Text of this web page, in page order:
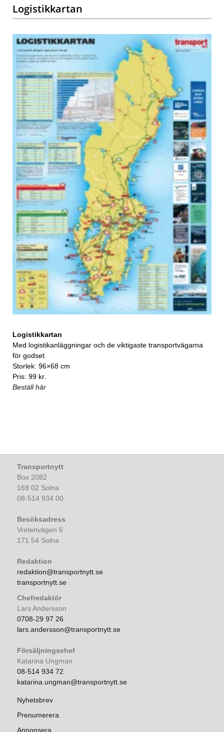
Logistikkartan
Logistikkartan
Med logistikanläggningar och de viktigaste transportvägarna
för godset.
Storlek: 96×68 cm
Pris: 99 kr.
Beställ här
Transportnytt
Box 2082
169 02 Solna
08-514 934 00
Besöksadress
Vretenvägen 6
171 54 Solna
Redaktion
redaktion@transportnytt.se
transportnytt.se
Chefredaktör
Lars Andersson
0708-29 97 26
lars.andersson@transportnytt.se
Försäljningschef
Katarina Ungman
08-514 934 72
katarina.ungman@transportnytt.se
Nyhetsbrev
Prenumerera
Annonsera